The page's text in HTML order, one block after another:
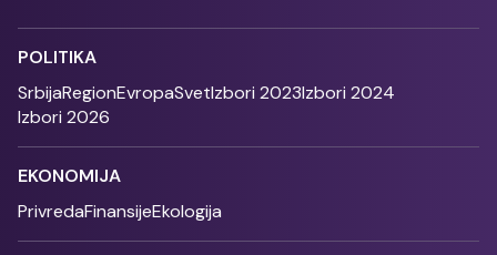
POLITIKA
SrbijaRegionEvropaSvetIzbori 2023Izbori 2024
Izbori 2026
EKONOMIJA
PrivredaFinansijeEkologija